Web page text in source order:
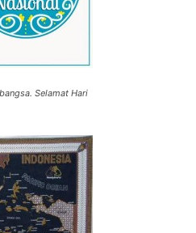
Selamat Hari